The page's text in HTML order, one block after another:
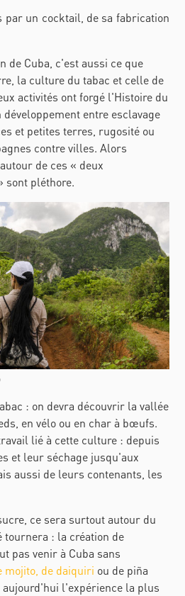
par un cocktail, de sa fabrication
de Cuba, c'est aussi ce que
la culture du tabac et celle de
activités ont forgé l'Histoire du
entre esclavage
et petites terres, rugosité ou
contre villes. Alors
de ces « deux
sont pléthore.
: on devra découvrir la vallée
en vélo ou en char à bœufs.
lié à cette culture : depuis
et leur séchage jusqu'aux
aussi de leurs contenants, les
ce sera surtout autour du
: la création de
pas venir à Cuba sans
mojito, de daiquiri ou de piña
aujourd'hui l'expérience la plus